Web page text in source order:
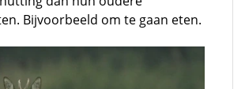
Bijvoorbeeld om te gaan eten.